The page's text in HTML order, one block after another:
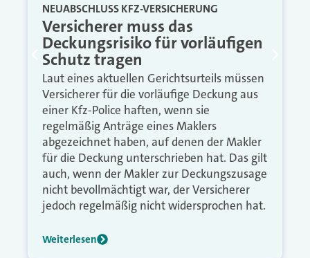
NEUABSCHLUSS KFZ-VERSICHERUNG
Versicherer muss das
Deckungsrisiko für vorläufigen
Schutz tragen
Laut eines aktuellen Gerichtsurteils müssen
Versicherer für die vorläufige Deckung aus
einer Kfz-Police haften, wenn sie
regelmäßig Anträge eines Maklers
abgezeichnet haben, auf denen der Makler
für die Deckung unterschrieben hat. Das gilt
auch, wenn der Makler zur Deckungszusage
nicht bevollmächtigt war, der Versicherer
jedoch regelmäßig nicht widersprochen hat.
Weiterlesen